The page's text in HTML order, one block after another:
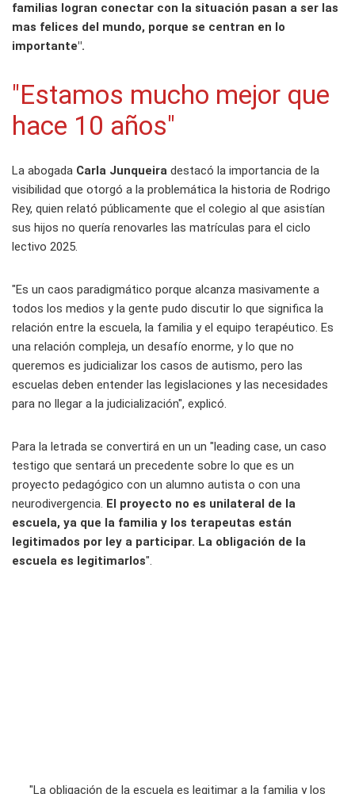
familias logran conectar con la situación pasan a ser las
mas felices del mundo, porque se centran en lo
importante".
"Estamos mucho mejor que
hace 10 años"
La abogada Carla Junqueira destacó la importancia de la
visibilidad que otorgó a la problemática la historia de Rodrigo
Rey, quien relató públicamente que el colegio al que asistían
sus hijos no quería renovarles las matrículas para el ciclo
lectivo 2025.
"Es un caos paradigmático porque alcanza masivamente a
todos los medios y la gente pudo discutir lo que significa la
relación entre la escuela, la familia y el equipo terapéutico. Es
una relación compleja, un desafío enorme, y lo que no
queremos es judicializar los casos de autismo, pero las
escuelas deben entender las legislaciones y las necesidades
para no llegar a la judicialización", explicó.
Para la letrada se convertirá en un un "leading case, un caso
testigo que sentará un precedente sobre lo que es un
proyecto pedagógico con un alumno autista o con una
neurodivergencia. El proyecto no es unilateral de la
escuela, ya que la familia y los terapeutas están
legitimados por ley a participar. La obligación de la
escuela es legitimarlos".
"La obligación de la escuela es legitimar a la familia y los